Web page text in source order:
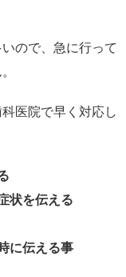
ので、急に行って
医院で早く対応し
状を伝える
に伝える事